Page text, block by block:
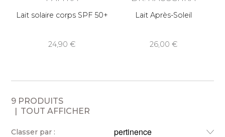
Lait solaire corps SPF 50+
24,90
Lait Après-Soleil
26,00
9 PRODUITS
TOUT AFFICHER
Classer par :